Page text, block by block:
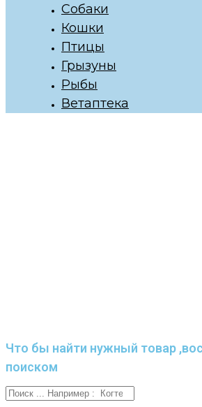
Собаки
Кошки
Птицы
Грызуны
Рыбы
Ветаптека
Что бы найти нужный товар
поиском